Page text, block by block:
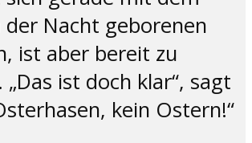
der Nacht geborenen
ist aber bereit zu
ist doch klar“, sagt
kein Ostern!“